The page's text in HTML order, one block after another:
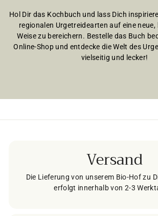
Hol Dir das Kochbuch und lass Dich
regionalen Urgetreidearten auf eine
Weise zu bereichern. Bestelle das Buch
Online-Shop und entdecke die Welt des
vielseitig und lecker!
Versand
Die Lieferung von unserem Bio-Hof zu
erfolgt innerhalb von 2-3